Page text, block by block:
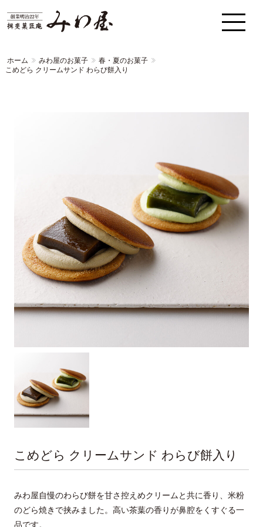
ホーム みわ屋のお菓子
春・夏のお菓子
こめどら クリームサンド わらび餅入り
こめどら クリームサンド わらび餅入り
みわ屋自慢のわらび餅を甘さ控えめクリームと共に香り、米粉
のどら焼きで挟みました。高い茶葉の香りが鼻腔をくすぐる一
品です。